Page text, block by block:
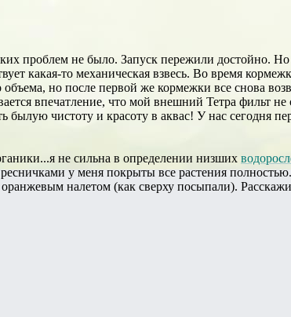
проблем не было. Запуск пережили достойно.
какая-то механическая взвесь. Во время
но после первой же кормежки все снова
впечатление, что мой внешний Тетра фильт не
чистоту и красоту в аквас! У нас сегодня
не сильна в определении низших
у меня покрыты все растения
налетом (как сверху посыпали).